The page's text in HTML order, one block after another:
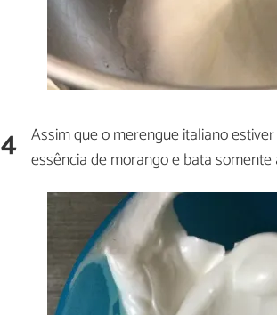
4 Assim que o merengue italiano
essência de morango e bata